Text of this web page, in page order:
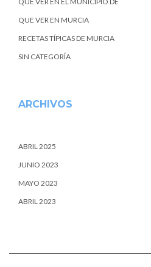
QUE VER EN MURCIA
RECETAS TÍPICAS DE MURCIA
SIN CATEGORÍA
ARCHIVOS
ABRIL 2025
JUNIO 2023
MAYO 2023
ABRIL 2023